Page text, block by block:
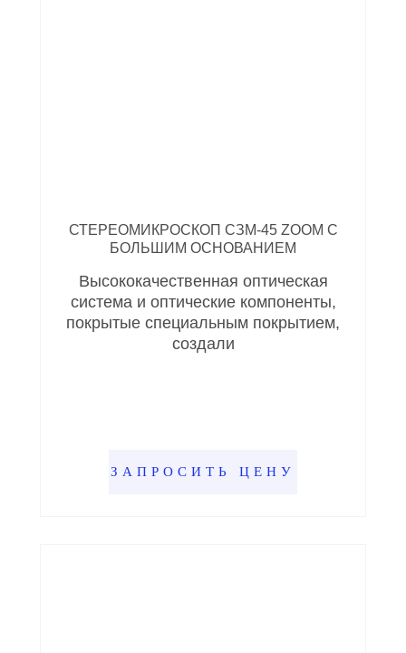
СТЕРЕОМИКРОСКОП СЗМ-45 ZOOM С
БОЛЬШИМ ОСНОВАНИЕМ
Высококачественная оптическая
система и оптические компоненты,
покрытые специальным покрытием,
создали
ЗАПРОСИТЬ ЦЕНУ